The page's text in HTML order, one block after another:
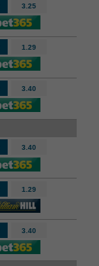
3.25
1.29
3.40
3.40
1.29
3.40